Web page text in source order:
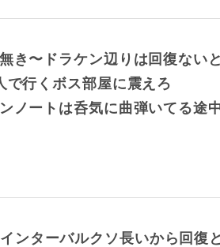
き〜ドラケン辺りは回復ない
行くボス部屋に震えろ
ノートは呑気に曲弾いてる途
ンターバルクソ長いから回復